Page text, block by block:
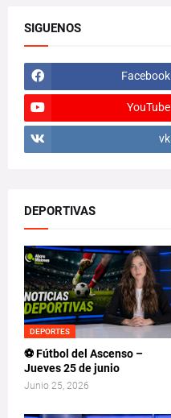
SIGUENOS
Facebook
YouTube
vk
DEPORTIVAS
DEPORTES
⚽ Fútbol del Ascenso –
Jueves 25 de junio
Junio 25, 2026